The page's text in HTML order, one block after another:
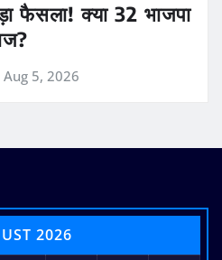
फैसला! क्या 32 भाजपा
Aug 5, 2026
2026